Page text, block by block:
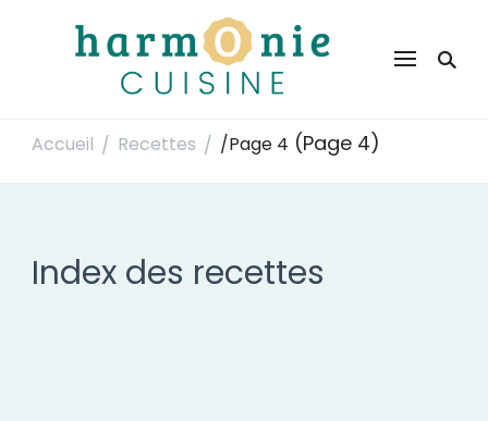
Harmonie Cuisine
Accueil / Recettes / /Page 4 (Page 4)
Index des recettes